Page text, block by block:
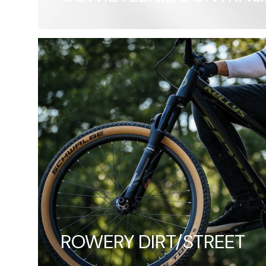
ROWERY DIRT/STREET